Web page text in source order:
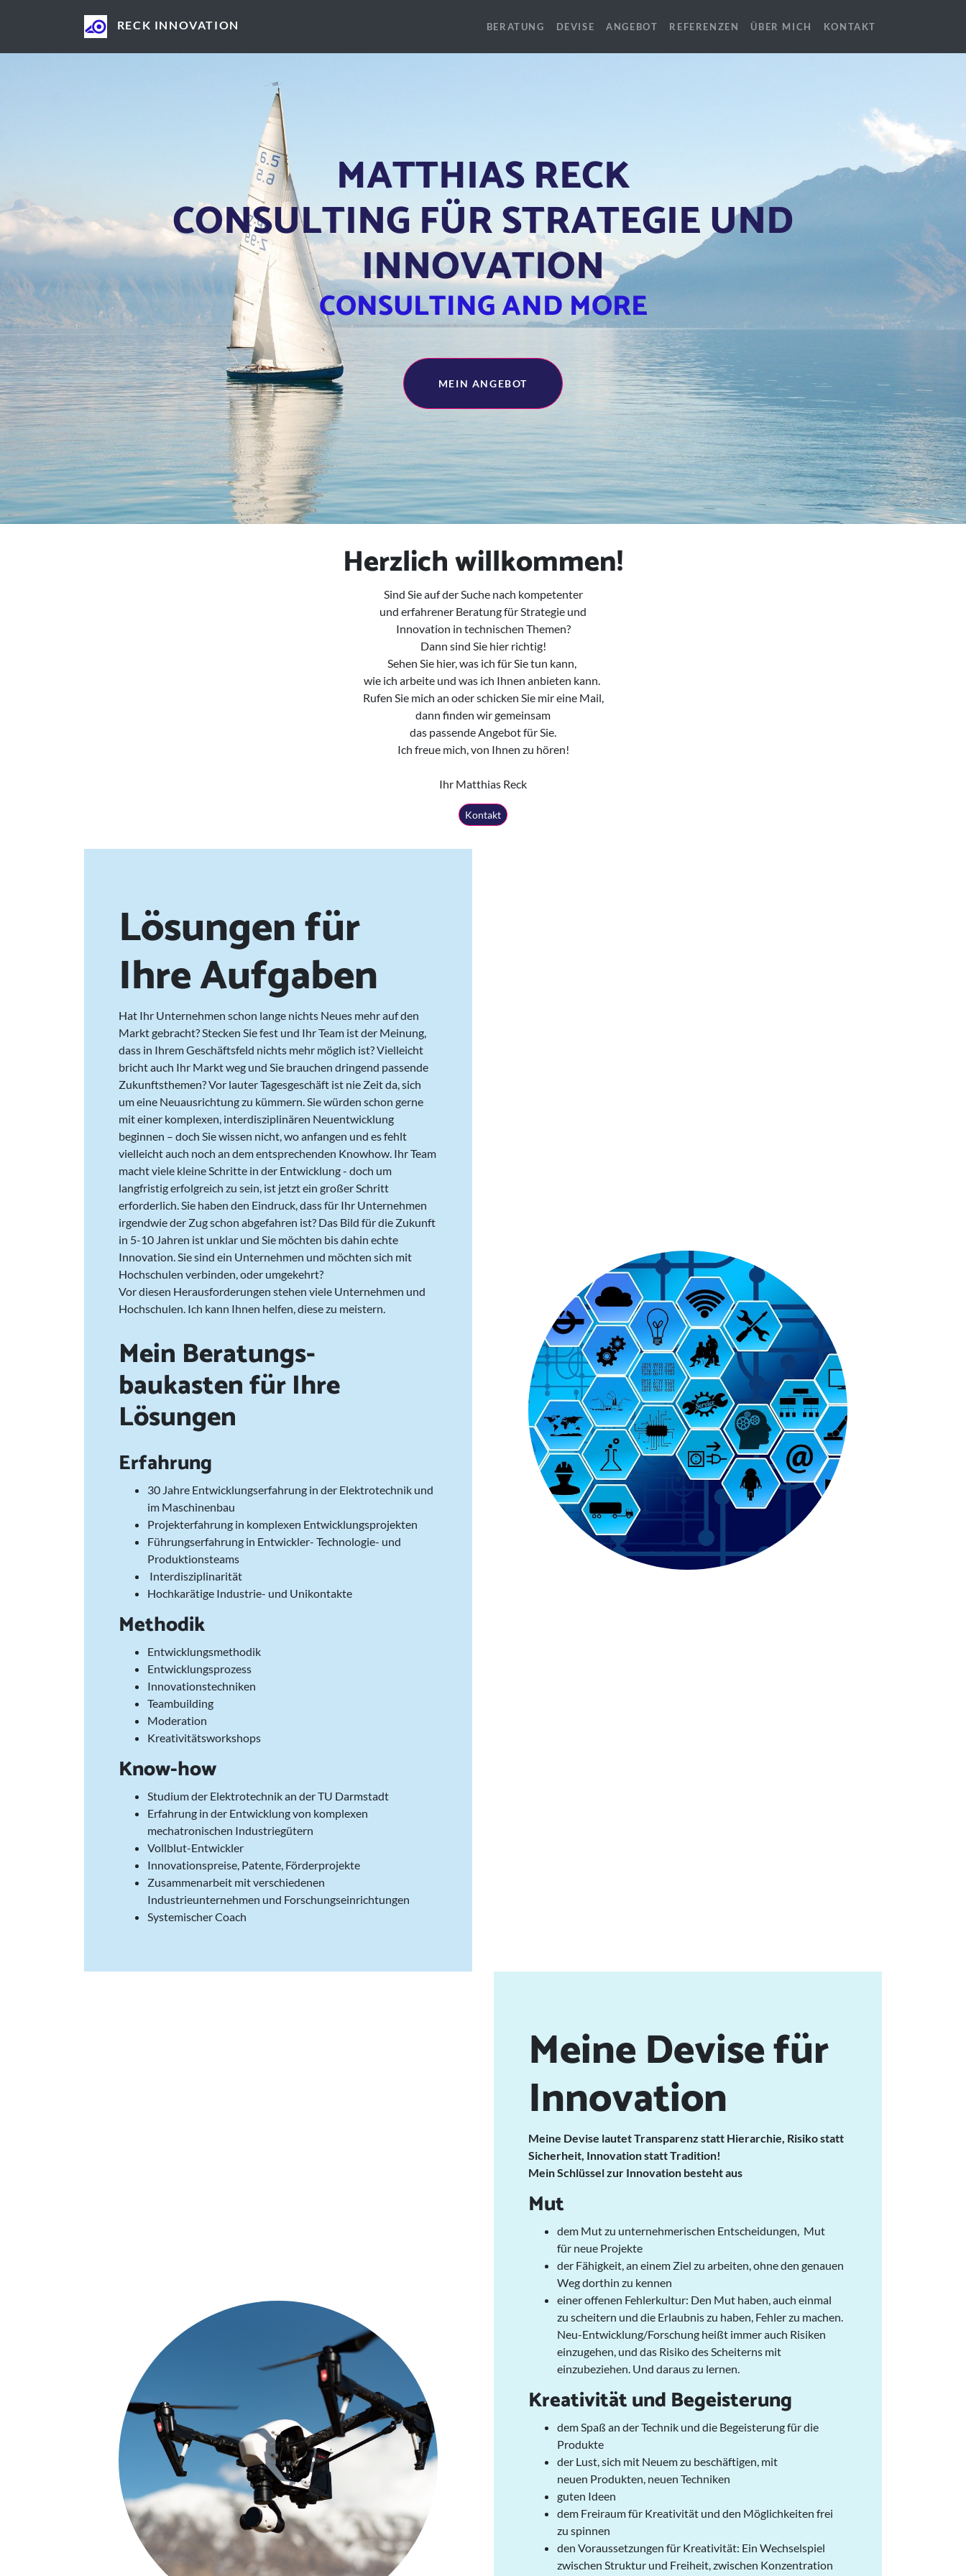
RECK INNOVATION BERATUNG DEVISE ANGEBOT REFERENZEN ÜBER MICH KONTAKT
MATTHIAS RECK
CONSULTING FÜR STRATEGIE UND
INNOVATION
CONSULTING AND MORE
MEIN ANGEBOT
Herzlich willkommen!
Sind Sie auf der Suche nach kompetenter
und erfahrener Beratung für Strategie und
Innovation in technischen Themen?
Dann sind Sie hier richtig!
Sehen Sie hier, was ich für Sie tun kann,
wie ich arbeite und was ich Ihnen anbieten kann.
Rufen Sie mich an oder schicken Sie mir eine Mail,
dann finden wir gemeinsam
das passende Angebot für Sie.
Ich freue mich, von Ihnen zu hören!
Ihr Matthias Reck
Kontakt
Lösungen für
Ihre Aufgaben
Hat Ihr Unternehmen schon lange nichts Neues mehr auf den
Markt gebracht? Stecken Sie fest und Ihr Team ist der Meinung,
dass in Ihrem Geschäftsfeld nichts mehr möglich ist? Vielleicht
bricht auch Ihr Markt weg und Sie brauchen dringend passende
Zukunftsthemen? Vor lauter Tagesgeschäft ist nie Zeit da, sich
um eine Neuausrichtung zu kümmern. Sie würden schon gerne
mit einer komplexen, interdisziplinären Neuentwicklung
beginnen – doch Sie wissen nicht, wo anfangen und es fehlt
vielleicht auch noch an dem entsprechenden Knowhow. Ihr Team
macht viele kleine Schritte in der Entwicklung - doch um
langfristig erfolgreich zu sein, ist jetzt ein großer Schritt
erforderlich. Sie haben den Eindruck, dass für Ihr Unternehmen
irgendwie der Zug schon abgefahren ist? Das Bild für die Zukunft
in 5-10 Jahren ist unklar und Sie möchten bis dahin echte
Innovation. Sie sind ein Unternehmen und möchten sich mit
Hochschulen verbinden, oder umgekehrt?
Vor diesen Herausforderungen stehen viele Unternehmen und
Hochschulen. Ich kann Ihnen helfen, diese zu meistern.
Mein Beratungs-
baukasten für Ihre
Lösungen
Erfahrung
30 Jahre Entwicklungserfahrung in der Elektrotechnik und
im Maschinenbau
Projekterfahrung in komplexen Entwicklungsprojekten
Führungserfahrung in Entwickler- Technologie- und
Produktionsteams
Interdisziplinarität
Hochkarätige Industrie- und Unikontakte
Methodik
Entwicklungsmethodik
Entwicklungsprozess
Innovationstechniken
Teambuilding
Moderation
Kreativitätsworkshops
Know-how
Studium der Elektrotechnik an der TU Darmstadt
Erfahrung in der Entwicklung von komplexen
mechatronischen Industriegütern
Vollblut-Entwickler
Innovationspreise, Patente, Förderprojekte
Zusammenarbeit mit verschiedenen
Industrieunternehmen und Forschungseinrichtungen
Systemischer Coach
Meine Devise für
Innovation
Meine Devise lautet Transparenz statt Hierarchie, Risiko statt
Sicherheit, Innovation statt Tradition!
Mein Schlüssel zur Innovation besteht aus
Mut
dem Mut zu unternehmerischen Entscheidungen, Mut
für neue Projekte
der Fähigkeit, an einem Ziel zu arbeiten, ohne den genauen
Weg dorthin zu kennen
einer offenen Fehlerkultur: Den Mut haben, auch einmal
zu scheitern und die Erlaubnis zu haben, Fehler zu machen.
Neu-Entwicklung/Forschung heißt immer auch Risiken
einzugehen, und das Risiko des Scheiterns mit
einzubeziehen. Und daraus zu lernen.
Kreativität und Begeisterung
dem Spaß an der Technik und die Begeisterung für die
Produkte
der Lust, sich mit Neuem zu beschäftigen, mit
neuen Produkten, neuen Techniken
guten Ideen
dem Freiraum für Kreativität und den Möglichkeiten frei
zu spinnen
den Voraussetzungen für Kreativität: Ein Wechselspiel
zwischen Struktur und Freiheit, zwischen Konzentration